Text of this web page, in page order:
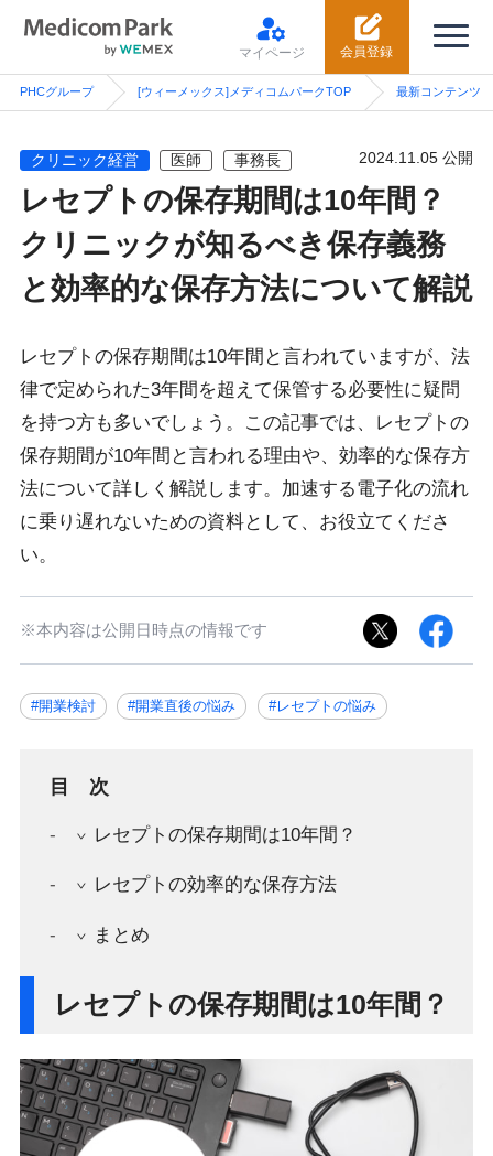
会員登録
マイページ
PHCグループ [ウィーメックス]メディコムパークTOP 最新コンテンツ
クリニック経営 医師 事務長 2024.11.05 公開
レセプトの保存期間は10年間？
クリニックが知るべき保存義務
と効率的な保存方法について解説
レセプトの保存期間は10年間と言われていますが、法
律で定められた3年間を超えて保管する必要性に疑問
を持つ方も多いでしょう。この記事では、レセプトの
保存期間が10年間と言われる理由や、効率的な保存方
法について詳しく解説します。加速する電子化の流れ
に乗り遅れないための資料として、お役立てくださ
い。
※本内容は公開日時点の情報です
#開業検討 #開業直後の悩み #レセプトの悩み
目次
レセプトの保存期間は10年間？
レセプトの効率的な保存方法
まとめ
レセプトの保存期間は10年間？